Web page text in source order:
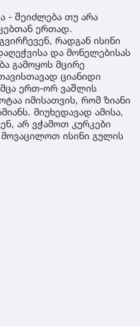
- შეიძლება თუ არა
ერთად.
რადგან ისინი
და მონელებისას
გამოყოს მცირე
ციანიდი
ერთ-ორ ვაშლის
იმისათვის, რომ ზიანი
მიუხედავად ამისა,
არ ვჭამოთ კურკები
ისინი გულის